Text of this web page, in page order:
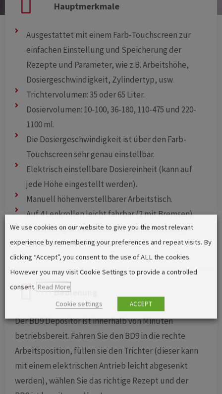
Hauptmerkmale
Ausgestattet mit einem Farb-Touchscreen zur
einfachen Einstellung und Speicherung der
Rezepte und Parameter, wie z.B. Arbeitshöhe,
Dosiergeschwindigkeit, Zylindertyp, usw.
Trichtervolumen: 35 oder 65 Liter.
Dosiervolumen: 10-100, 36-180, 110-475 und 220-
1100 ml.
Die Dosiergeschwindigkeit ist über den Farb-
Touchscreen sehr genau einstellbar.
Elektrisch einstellbare Dosiereinheit (kann auf
jede Höhe eingestellt werden).
Manuell höhenverstellbarer Arbeitstisch.
Auf 4 Lenkrollen leicht fahrbar (2 mit Bremsen).
Vollständig aus Edelstahl und anderen nicht
korrodierenden Materialien.
Bedienung
Der BD9 Depositor ist innerhalb von Minuten
betriebsbereit. Fahren Sie den BD9 in die rechte
Arbeitsposition, füllen sie den Trichter (dieser kann
mit einem elektrischen Antrieb leicht abgesenkt
werden), wählen Sie das richtige Rezept und der
We use cookies on our website to give you the most relevant
experience by remembering your preferences and repeat visits. By
clicking “Accept”, you consent to the use of ALL the cookies.
However you may visit Cookie Settings to provide a controlled
consent. Read More
Cookie settings
ACCEPT